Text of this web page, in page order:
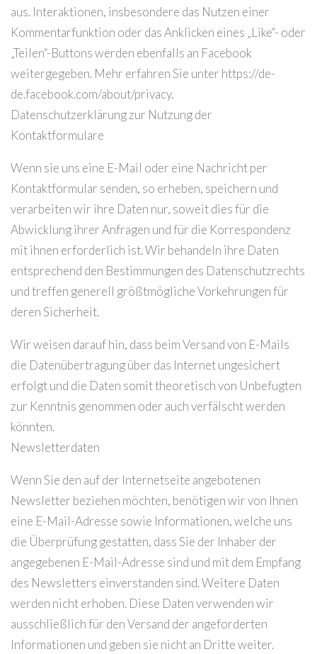
aus. Interaktionen, insbesondere das Nutzen einer
Kommentarfunktion oder das Anklicken eines „Like“- oder
„Teilen“-Buttons werden ebenfalls an Facebook
weitergegeben. Mehr erfahren Sie unter https://de-
de.facebook.com/about/privacy.
Datenschutzerklärung zur Nutzung der
Kontaktformulare
Wenn sie uns eine E-Mail oder eine Nachricht per
Kontaktformular senden, so erheben, speichern und
verarbeiten wir ihre Daten nur, soweit dies für die
Abwicklung ihrer Anfragen und für die Korrespondenz
mit ihnen erforderlich ist. Wir behandeln ihre Daten
entsprechend den Bestimmungen des Datenschutzrechts
und treffen generell größtmögliche Vorkehrungen für
deren Sicherheit.
Wir weisen darauf hin, dass beim Versand von E-Mails
die Datenübertragung über das Internet ungesichert
erfolgt und die Daten somit theoretisch von Unbefugten
zur Kenntnis genommen oder auch verfälscht werden
könnten.
Newsletterdaten
Wenn Sie den auf der Internetseite angebotenen
Newsletter beziehen möchten, benötigen wir von Ihnen
eine E-Mail-Adresse sowie Informationen, welche uns
die Überprüfung gestatten, dass Sie der Inhaber der
angegebenen E-Mail-Adresse sind und mit dem Empfang
des Newsletters einverstanden sind. Weitere Daten
werden nicht erhoben. Diese Daten verwenden wir
ausschließlich für den Versand der angeforderten
Informationen und geben sie nicht an Dritte weiter.